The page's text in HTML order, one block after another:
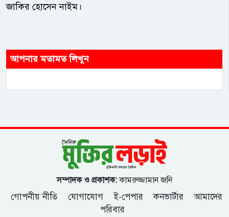
জাকির হোসেন নাইম।
আপনার মতামত লিখুন
সম্পাদক ও প্রকাশক:কামরুজ্জামান জনি
গোপনীয় নীতি যোগাযোগ ই-পেপার কনভার্টার
আমাদের
পরিবার